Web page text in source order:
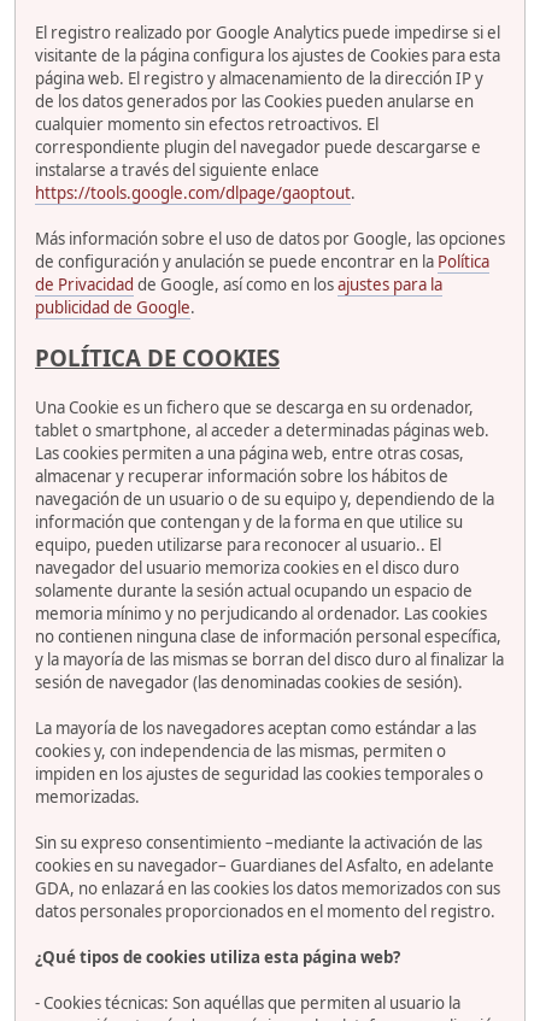
El registro realizado por Google Analytics puede impedirse si el
visitante de la página configura los ajustes de Cookies para esta
página web. El registro y almacenamiento de la dirección IP y
de los datos generados por las Cookies pueden anularse en
cualquier momento sin efectos retroactivos. El
correspondiente plugin del navegador puede descargarse e
instalarse a través del siguiente enlace
https://tools.google.com/dlpage/gaoptout.
Más información sobre el uso de datos por Google, las opciones
de configuración y anulación se puede encontrar en la Política
de Privacidad de Google, así como en losajustes para la
publicidad de Google.
POLÍTICA DE COOKIES
Una Cookie es un fichero que se descarga en su ordenador,
tablet o smartphone, al acceder a determinadas páginas web.
Las cookies permiten a una página web, entre otras cosas,
almacenar y recuperar información sobre los hábitos de
navegación de un usuario o de su equipo y, dependiendo de la
información que contengan y de la forma en que utilice su
equipo, pueden utilizarse para reconocer al usuario.. El
navegador del usuario memoriza cookies en el disco duro
solamente durante la sesión actual ocupando un espacio de
memoria mínimo y no perjudicando al ordenador. Las cookies
no contienen ninguna clase de información personal específica,
y la mayoría de las mismas se borran del disco duro al finalizar la
sesión de navegador (las denominadas cookies de sesión).
La mayoría de los navegadores aceptan como estándar a las
cookies y, con independencia de las mismas, permiten o
impiden en los ajustes de seguridad las cookies temporales o
memorizadas.
Sin su expreso consentimiento –mediante la activación de las
cookies en su navegador– Guardianes del Asfalto, en adelante
GDA, no enlazará en las cookies los datos memorizados con sus
datos personales proporcionados en el momento del registro.
¿Qué tipos de cookies utiliza esta página web?
- Cookies técnicas: Son aquéllas que permiten al usuario la